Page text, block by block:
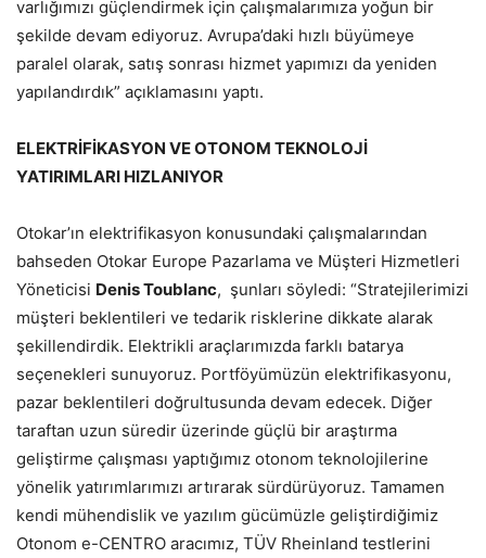
varlığımızı güçlendirmek için çalışmalarımıza yoğun bir
şekilde devam ediyoruz. Avrupa’daki hızlı büyümeye
paralel olarak, satış sonrası hizmet yapımızı da yeniden
yapılandırdık” açıklamasını yaptı.
ELEKTRİFİKASYON VE OTONOM TEKNOLOJİ
YATIRIMLARI HIZLANIYOR
Otokar’ın elektrifikasyon konusundaki çalışmalarından
bahseden Otokar Europe Pazarlama ve Müşteri Hizmetleri
Yöneticisi Denis Toublanc, şunları söyledi: “Stratejilerimizi
müşteri beklentileri ve tedarik risklerine dikkate alarak
şekillendirdik. Elektrikli araçlarımızda farklı batarya
seçenekleri sunuyoruz. Portföyümüzün elektrifikasyonu,
pazar beklentileri doğrultusunda devam edecek. Diğer
taraftan uzun süredir üzerinde güçlü bir araştırma
geliştirme çalışması yaptığımız otonom teknolojilerine
yönelik yatırımlarımızı artırarak sürdürüyoruz. Tamamen
kendi mühendislik ve yazılım gücümüzle geliştirdiğimiz
Otonom e-CENTRO aracımız, TÜV Rheinland testlerini